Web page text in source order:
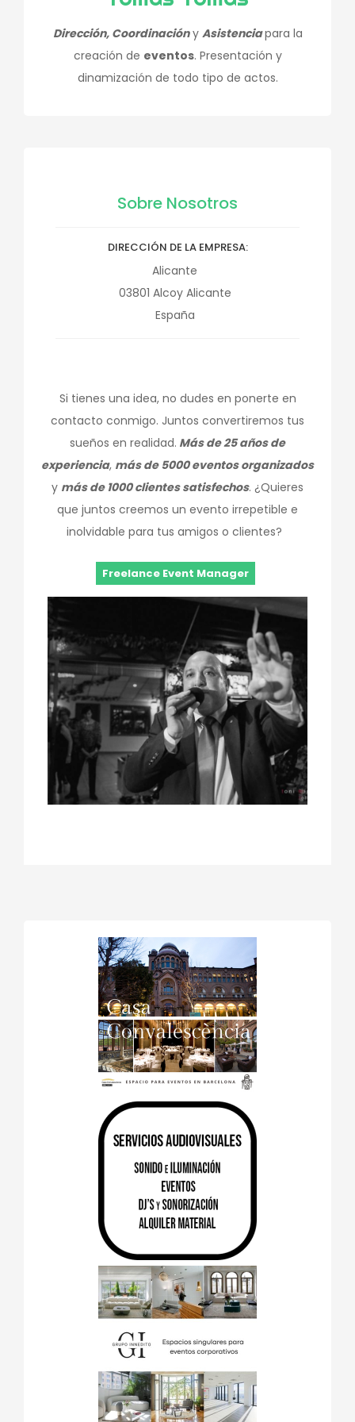
Dirección, Coordinacióny Asistenciapara la
creación de eventos. Presentación y
dinamización de todo tipo de actos.
Sobre Nosotros
DIRECCIÓN DE LA EMPRESA
Alicante
03801 Alcoy Alicante
España
Si tienes una idea, no dudes en ponerte en
contacto conmigo. Juntos convertiremos tus
sueños en realidad. Más de 25 años de
experiencia, más de 5000 eventos organizados
y más de 1000 clientes satisfechos. ¿Quieres
que juntos creemos un evento irrepetible e
inolvidable para tus amigos o clientes?
Freelance Event Manager